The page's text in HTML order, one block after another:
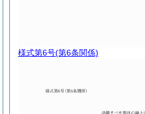
様式第6号(第6条関係)